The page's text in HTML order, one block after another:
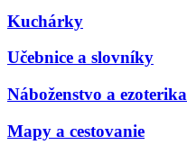
Kuchárky
Učebnice a slovníky
Náboženstvo a ezoterika
Mapy a cestovanie